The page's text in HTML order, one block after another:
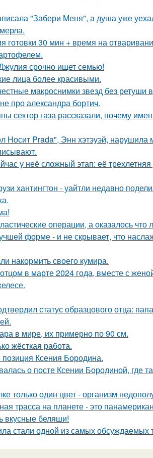
"Забери Меня", а душа уже
готовки 30 мин + время на
срочно ищет семью!
лица более красивыми.
макроснимки звезд без
про александра бортич.
сектор газа рассказали, почему
Носит Prada", Энн хэтэуэй, нарушила
у неё сложный этап: её
хантингтон - уайтли недавно
операции, а оказалось что
форме - и не скрывает, что
накормить своего кумира.
в марте 2024 года, вместе с
статус образцового отца:
в мире, их примерно по 90 см.
жёсткая работа.
Ксения Бородина.
о посте Ксении Бородиной, где
только один цвет - организм
трасса на планете - это
вкусные беляши!
стали одной из самых обсуждаемых